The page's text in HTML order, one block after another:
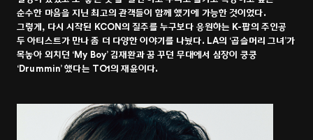
순수한 마음을 지닌 최고의 관객들이 함께 했기에 가능한 것이었다.
그렇게, 다시 시작된 KCON의 질주를 누구보다 응원하는 K-팝의 주인공
두 아티스트가 만나 좀 더 다양한 이야기를 나눴다. LA의 ‘곱슬머리 그녀’가
목놓아 외치던 ‘My Boy’ 김재환과 꿈 꾸던 무대에서 심장이 쿵쿵
‘Drummin’ 했다는 TO1의 재윤이다.